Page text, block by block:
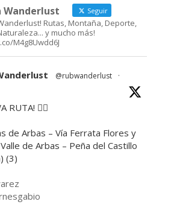
Wanderlust Seguir
Rutas, Montaña, Deporte,
y mucho más!
M4g8Uwdd6J
@rubwanderlust
·
RUTA! 🚶‍♀️
de Arbas – Vía Ferrata Flores y
de Arbas – Peña del Castillo
(3)